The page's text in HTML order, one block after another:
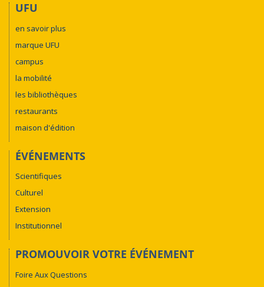
UFU
en savoir plus
marque UFU
campus
la mobilité
les bibliothèques
restaurants
maison d'édition
ÉVÉNEMENTS
Scientifiques
Culturel
Extension
Institutionnel
PROMOUVOIR VOTRE ÉVÉNEMENT
Foire Aux Questions